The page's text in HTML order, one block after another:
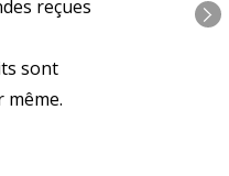
reçues
sont
même.